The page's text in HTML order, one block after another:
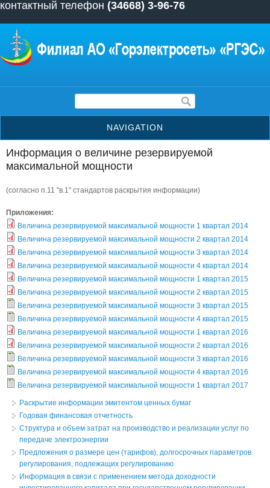
Перейти к основному содержанию
контактный телефон (34668) 3-96-76
Форма поиска
NAVIGATION
Информация о величине резервируемой
максимальной мощности
(согласно п.11 "в.1" стандартов раскрытия информации)
Приложения:
Величина резервируемой максимальной мощности 1 квартал 2014
Величина резервируемой максимальной мощности 2 квартал 2014
Величина резервируемой максимальной мощности 3 квартал 2014
Величина резервируемой максимальной мощности 4 квартал 2014
Величина резервируемой максимальной мощности 1 квартал 2015
Величина резервируемой максимальной мощности 2 квартал 2015
Величина резервируемой максимальной мощности 3 квартал 2015
Величина резервируемой максимальной мощности 4 квартал 2015
Величина резервируемой максимальной мощности 1 квартал 2016
Величина резервируемой максимальной мощности 2 квартал 2016
Величина резервируемой максимальной мощности 3 квартал 2016
Величина резервируемой максимальной мощности 4 квартал 2016
Величина резервируемой максимальной мощности 1 квартал 2017
Раскрытие информации эмитентом ценных бумаг
Годовая финансовая отчетность
Структура и объем затрат на производство и реализации услуг по
передаче электроэнергии
Предложения о размере цен (тарифов), долгосрочных параметров
регулирования, подлежащих регулированию
Информация в связи с применением метода доходности